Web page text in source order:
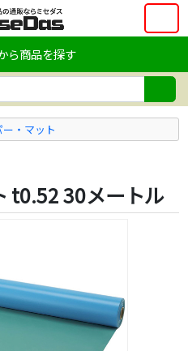
ら商品を探す
・マット
t0.52 30メートル